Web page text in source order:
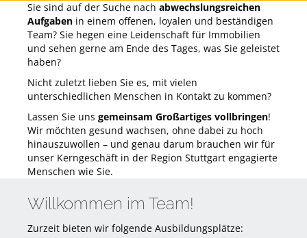
Sie sind auf der Suche nach abwechslungsreichen
Aufgaben in einem offenen, loyalen und beständigen
Team? Sie hegen eine Leidenschaft für Immobilien
und sehen gerne am Ende des Tages, was Sie geleistet
haben?
Nicht zuletzt lieben Sie es, mit vielen
unterschiedlichen Menschen in Kontakt zu kommen?
Lassen Sie uns gemeinsam Großartiges vollbringen!
Wir möchten gesund wachsen, ohne dabei zu hoch
hinauszuwollen – und genau darum brauchen wir für
unser Kerngeschäft in der Region Stuttgart engagierte
Menschen wie Sie.
Willkommen im Team!
Zurzeit bieten wir folgende Ausbildungsplätze: